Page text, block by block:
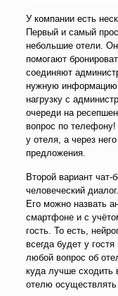
У компании есть
Первый и самый
небольшие отели.
помогают
соединяют
нужную информацию
нагрузку с
очереди на
вопрос по
у отеля, а через
предложения.
Второй вариант чат-
человеческий
Его можно назвать
смартфоне и с
гость. То есть,
всегда будет у
любой вопрос об
куда лучше сходить
отелю